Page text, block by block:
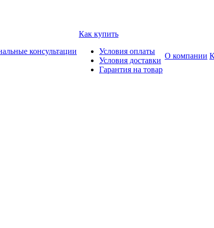
консультации
Как купить
Условия оплаты
Условия доставки
Гарантия на товар
О компании